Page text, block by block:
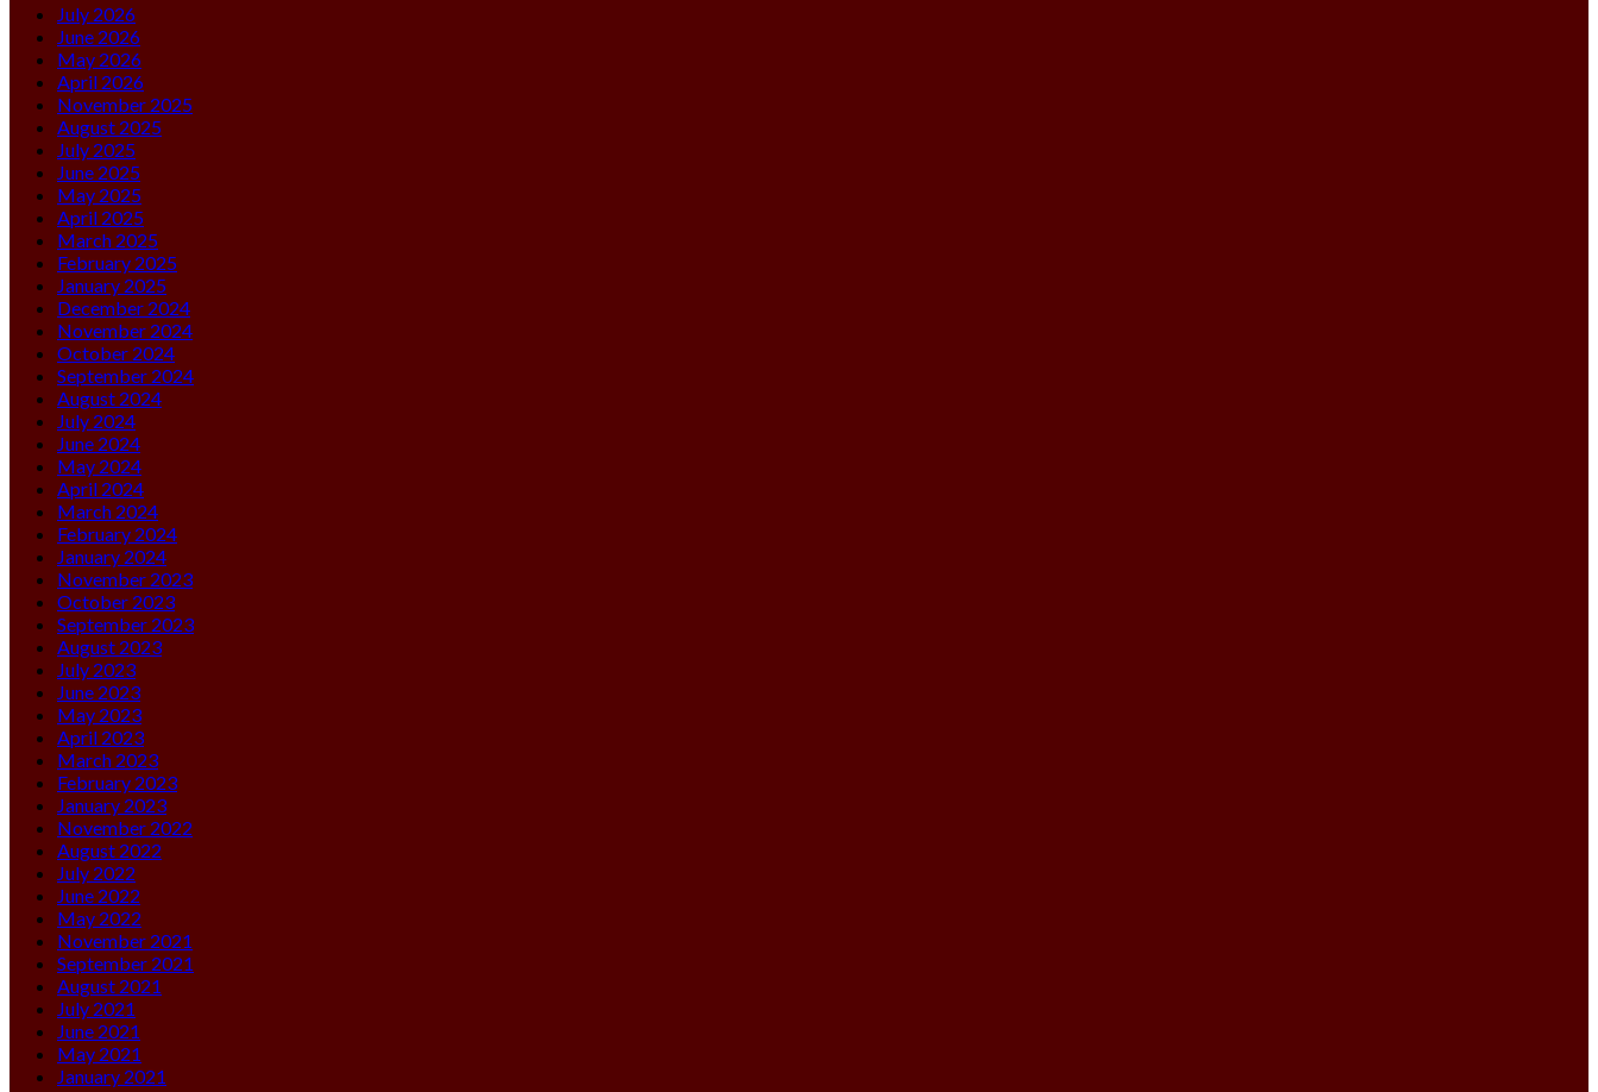
July 2026
June 2026
May 2026
April 2026
November 2025
August 2025
July 2025
June 2025
May 2025
April 2025
March 2025
February 2025
January 2025
December 2024
November 2024
October 2024
September 2024
August 2024
July 2024
June 2024
May 2024
April 2024
March 2024
February 2024
January 2024
November 2023
October 2023
September 2023
August 2023
July 2023
June 2023
May 2023
April 2023
March 2023
February 2023
January 2023
November 2022
August 2022
July 2022
June 2022
May 2022
November 2021
September 2021
August 2021
July 2021
June 2021
May 2021
January 2021